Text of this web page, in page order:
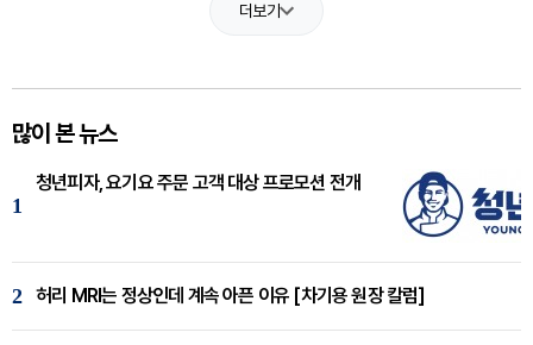
더보기
많이 본 뉴스
1
청년피자, 요기요 주문 고객 대상 프로모션 전개
2 허리 MRI는 정상인데 계속 아픈 이유 [차기용 원장 칼럼]